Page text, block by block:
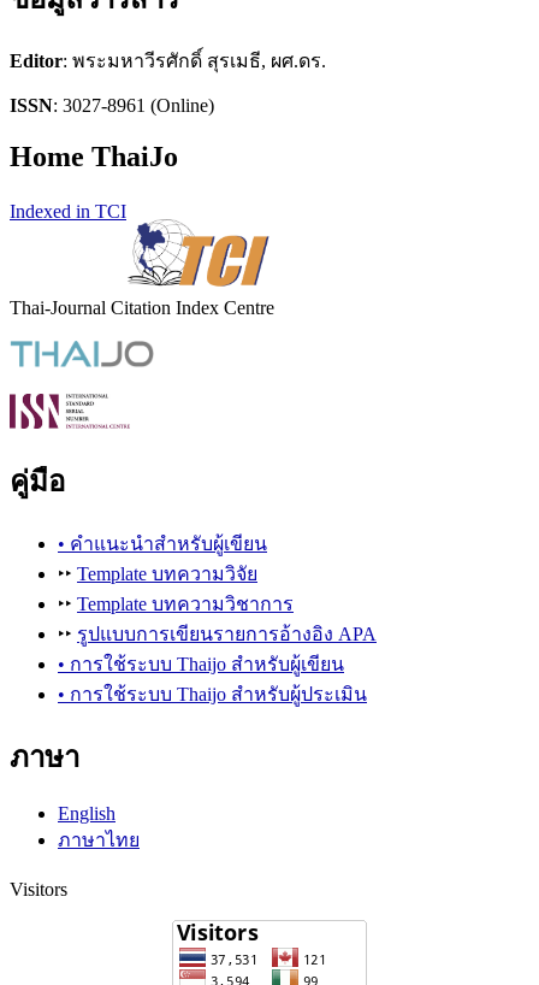
Editor: พระมหาวีรศักดิ์ สุรเมธี, ผศ.ดร.
ISSN: 3027-8961 (Online)
Home ThaiJo
Indexed in TCI
Thai-Journal Citation Index Centre
คู่มือ
• คำแนะนำสำหรับผู้เขียน
‣‣ Template บทความวิจัย
‣‣ Template บทความวิชาการ
‣‣ รูปแบบการเขียนรายการอ้างอิง APA
• การใช้ระบบ Thaijo สำหรับผู้เขียน
• การใช้ระบบ Thaijo สำหรับผู้ประเมิน
ภาษา
English
ภาษาไทย
Visitors